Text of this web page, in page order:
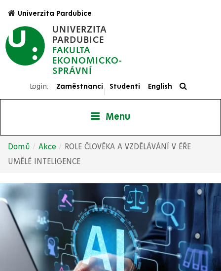
hlavnímu
obsahu
UNIVERZITA
PARDUBICE
FAKULTA
EKONOMICKO-
SPRÁVNÍ
Univerzita Pardubice
Login: Zaměstnanci
|
Studenti English
Menu
Drobečková
navigace
Domů Akce
ROLE ČLOVĚKA A VZDĚLÁVÁNÍ V ÉŘE
UMĚLÉ INTELIGENCE